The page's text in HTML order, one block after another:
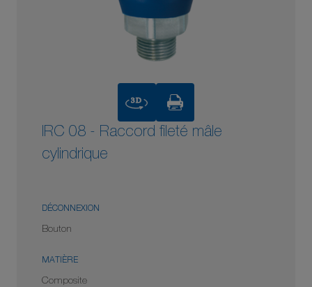
3D
IRC 08 - Raccord fileté mâle
cylindrique
DÉCONNEXION
Bouton
MATIÈRE
Composite